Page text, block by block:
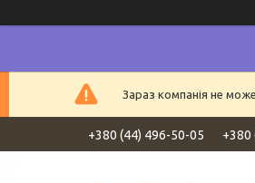
Зараз компанія не
+380 (44) 496-50-05 +380